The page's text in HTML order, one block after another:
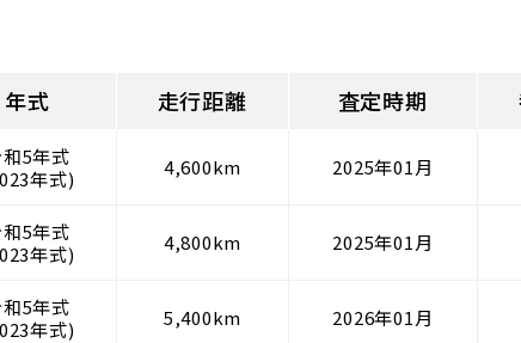
年式 走行距離 査定時期
5年式
年式)
4,600km 2025年01月
5年式
年式)
4,800km 2025年01月
5年式
年式)
5,400km 2026年01月